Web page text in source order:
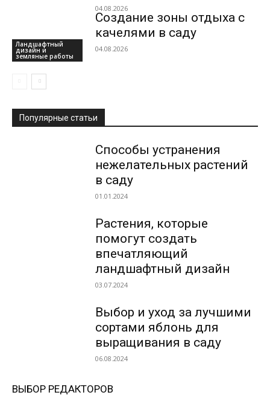
04.08.2026
Ландшафтный
дизайн и
земляные работы
Создание зоны отдыха с
качелями в саду
04.08.2026
Популярные статьи
Способы устранения
нежелательных растений
в саду
01.01.2024
Растения, которые
помогут создать
впечатляющий
ландшафтный дизайн
03.07.2024
Выбор и уход за лучшими
сортами яблонь для
выращивания в саду
06.08.2024
ВЫБОР РЕДАКТОРОВ